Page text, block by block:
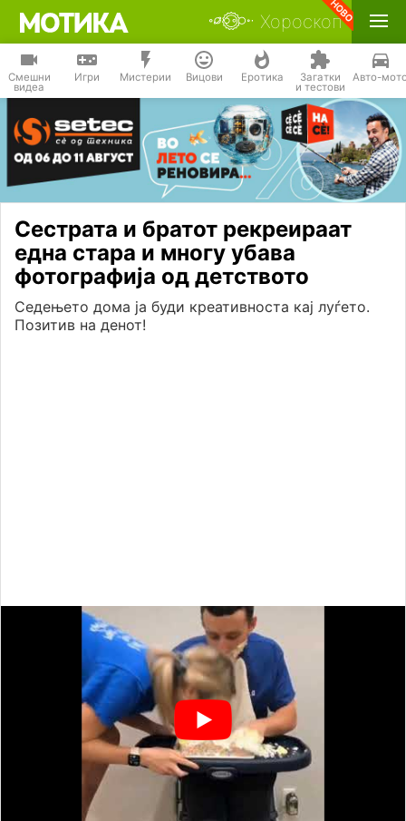
Хороскоп
Смешни
видеа
Игри Мистерии Вицови Еротика Загатки
и тестови
Авто-
Сестрата и братот рекреираат
една стара и многу убава
фотографија од детството
Седењето дома ја буди креативноста кај луѓето.
Позитив на денот!